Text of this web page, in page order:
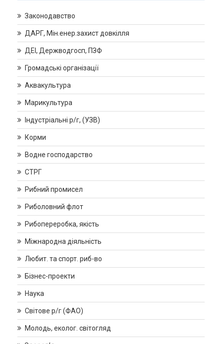
Законодавство
ДАРГ, Мін.енер.захист довкілля
ДЕІ, Держводгосп, ПЗФ
Громадські організації
Аквакультура
Марикультура
Індустріальні р/г, (УЗВ)
Корми
Водне господарство
СТРГ
Рибний промисел
Риболовний флот
Рибопереробка, якість
Міжнародна діяльність
Любит. та спорт. риб-во
Бізнес-проекти
Наука
Світове р/г (ФАО)
Молодь, еколог. світогляд